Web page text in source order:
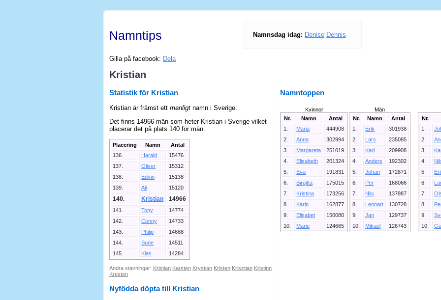
Namntips
Gilla på facebook: Dela
Namnsdag idag: Denise Dennis
Kristian
Statistik för Kristian
Kristian är främst ett manligt namn i Sverige.
Det finns 14966 män som heter Kristian i Sverige vilket
placerar det på plats 140 för män.
Placering Namn
Antal
136.
Harald
15476
137.
Oliver
15312
138.
Edvin
15138
139.
Ali 15120
140. Kristian 14966
141. Tony
14774
142.
Conny
14733
143.
Philip
14688
144.
Sune
14511
145.
Klas 14284
Andra stavningar: Kristian Karsten Krystian Kristen Krisztian Kristinn
Kresten
Nyfödda döpta till Kristian
Namntoppen
Kvinnor
Nr.
Namn
Antal
1.
Maria
444908
2.
Anna
302994
3.
Margareta
251019
4.
Elisabeth
201324
5.
Eva
191831
6.
Birgitta
175015
7.
Kristina
173256
8.
Karin
162877
9.
Elisabet
150080
10.
Marie 124665
Män
Nr.
Namn
Antal
1.
Erik
301938
2.
Lars
235085
3.
Karl
209908
4.
Anders
192302
5.
Johan
172871
6.
Per
168066
7.
Nils
137987
8.
Lennart
130728
9.
Jan
129737
10.
Mikael 126743
Nr.
1.
2.
3.
4.
5.
6.
7.
8.
9.
10.